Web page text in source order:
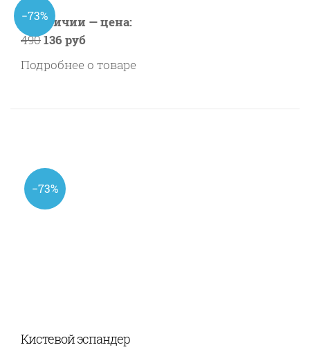
−73%
В наличии — цена:
490136 руб
Подробнее о товаре
−73%
Кистевой эспандер